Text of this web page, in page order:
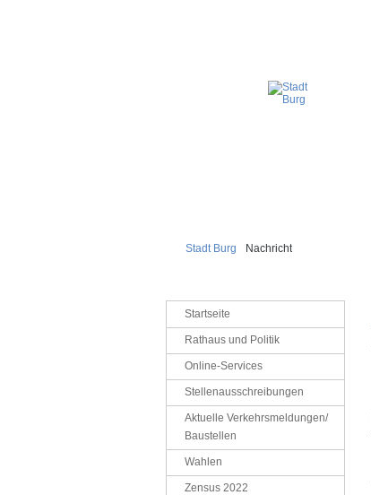
Stadt Burg Nachricht
Navigation
überspringen
Startseite
Rathaus und Politik
Online-Services
Stellenausschreibungen
Aktuelle Verkehrsmeldungen/
Baustellen
Wahlen
Zensus 2022